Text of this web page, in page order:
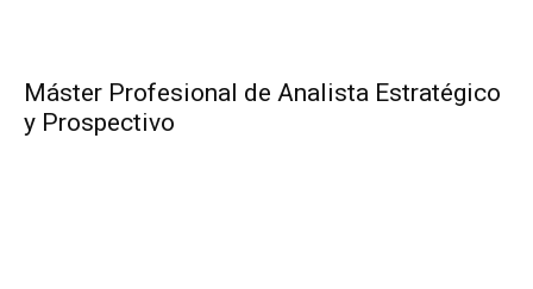
Máster Profesional de Analista Estratégico
y Prospectivo